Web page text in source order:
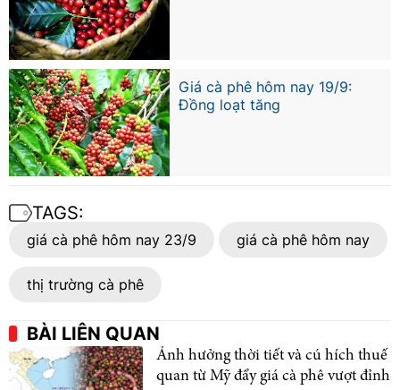
Giá cà phê hôm nay 19/9:
Đồng loạt tăng
TAGS:
giá cà phê hôm nay 23/9 giá cà phê hôm nay
thị trường cà phê
BÀI LIÊN QUAN
Ảnh hưởng thời tiết và cú hích thuế
quan từ Mỹ đẩy giá cà phê vượt đỉnh